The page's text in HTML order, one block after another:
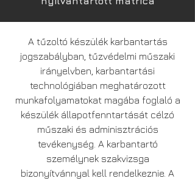
A tűzoltó készülék karbantartás
jogszabályban, tűzvédelmi műszaki
irányelvben, karbantartási
technológiában meghatározott
munkafolyamatokat magába foglaló a
készülék állapotfenntartását célzó
műszaki és adminisztrációs
tevékenység. A karbantartó
személynek szakvizsga
bizonyítvánnyal kell rendelkeznie. A